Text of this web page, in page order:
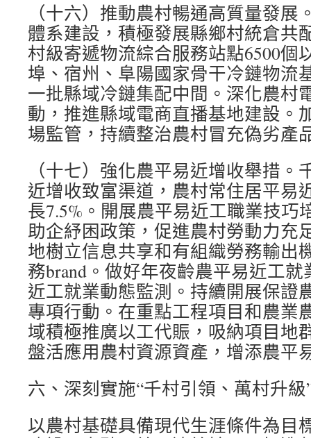
（十六）推動農村暢通高質量發展
體系建設，積極發展縣鄉村統倉共
村級寄遞物流綜合服務站點6500個
埠、宿州、阜陽國家骨干冷鏈物流
一批縣域冷鏈集配中間。深化農村
動，推進縣域電商直播基地建設。
場監管，持續整治農村冒充偽劣產
（十七）強化農平易近增收舉措。
近增收致富渠道，農村常住居平易
長7.5%。開展農平易近工職業技巧
助企紓困政策，促進農村勞動力充
地樹立信息共享和有組織勞務輸出
務brand。做好年夜齡農平易近工
近工就業動態監測。持續開展保證
專項行動。在重點工程項目和農業
域積極推廣以工代賑，吸納項目地
盤活應用農村資源資產，增添農平
六、深刻實施“千村引領、萬村升級
以農村基礎具備現代生涯條件為目